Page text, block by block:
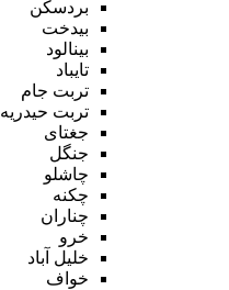
بردسکن
بیدخت
بینالود
تایباد
تربت جام
تربت حیدریه
جغتای
جنگل
چاشلو
چکنه
چناران
خرو
خلیل آباد
خواف